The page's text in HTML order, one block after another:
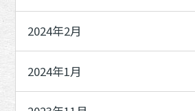
2024年2月
2024年1月